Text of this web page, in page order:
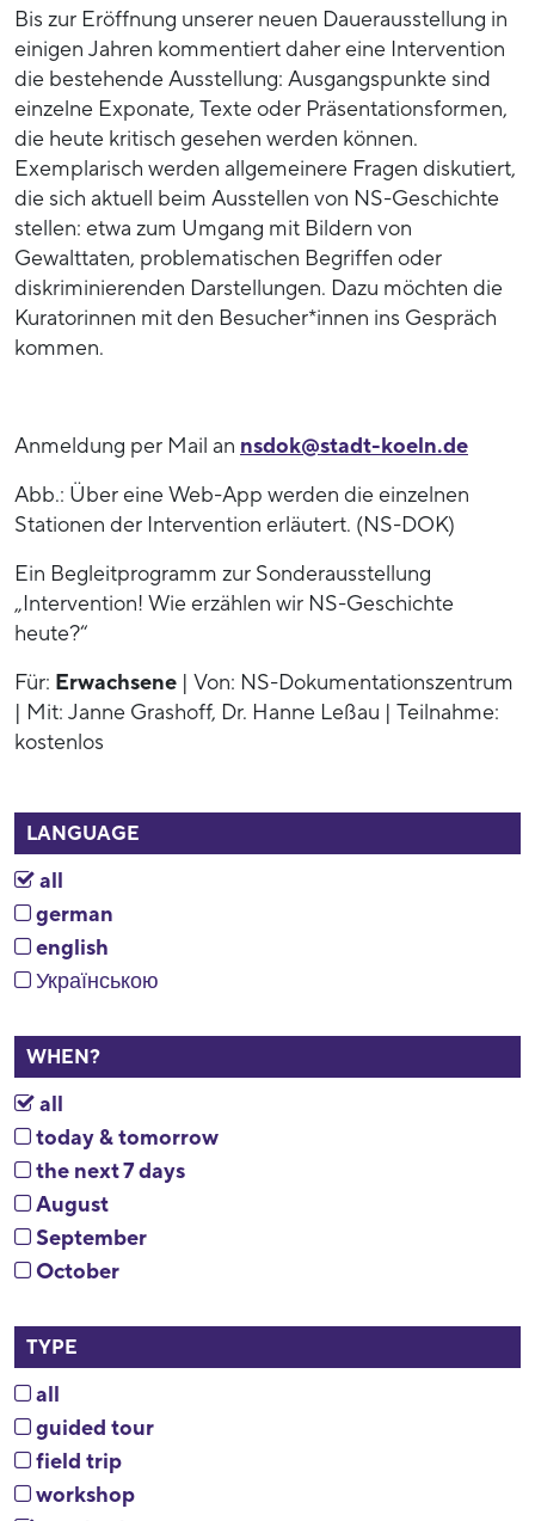
Bis zur Eröffnung unserer neuen Dauerausstellung in
einigen Jahren kommentiert daher eine Intervention
die bestehende Ausstellung: Ausgangspunkte sind
einzelne Exponate, Texte oder Präsentationsformen,
die heute kritisch gesehen werden können.
Exemplarisch werden allgemeinere Fragen diskutiert,
die sich aktuell beim Ausstellen von NS-Geschichte
stellen: etwa zum Umgang mit Bildern von
Gewalttaten, problematischen Begriffen oder
diskriminierenden Darstellungen. Dazu möchten die
Kuratorinnen mit den Besucher*innen ins Gespräch
kommen.
Anmeldung per Mail an nsdok@stadt-koeln.de
Abb.: Über eine Web-App werden die einzelnen
Stationen der Intervention erläutert. (NS-DOK)
Ein Begleitprogramm zur Sonderausstellung
„Intervention! Wie erzählen wir NS-Geschichte
heute?“
Für: Erwachsene | Von: NS-Dokumentationszentrum
| Mit: Janne Grashoff, Dr. Hanne Leßau | Teilnahme:
kostenlos
LANGUAGE
all
german
english
Українською
WHEN?
all
today & tomorrow
the next 7 days
August
September
October
TYPE
all
guided tour
field trip
workshop